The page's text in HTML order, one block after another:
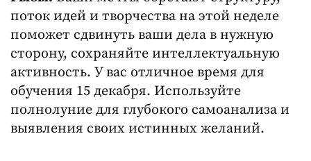
поток идей и творчества на этой неделе
поможет сдвинуть ваши дела в нужную
сторону, сохраняйте интеллектуальную
активность. У вас отличное время для
обучения 15 декабря. Используйте
полнолуние для глубокого самоанализа и
выявления своих истинных желаний.